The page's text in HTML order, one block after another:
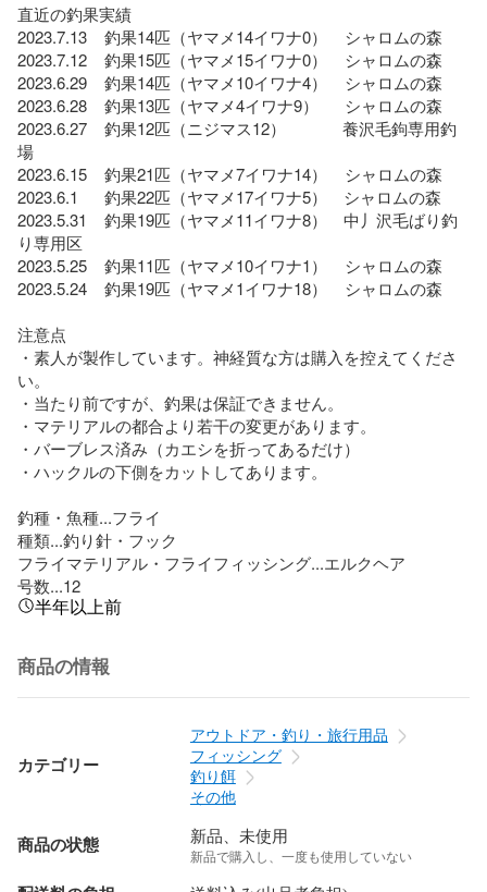
直近の釣果実績
2023.7.13    釣果14匹（ヤマメ14イワナ0）    シャロムの森
2023.7.12    釣果15匹（ヤマメ15イワナ0）    シャロムの森
2023.6.29    釣果14匹（ヤマメ10イワナ4）    シャロムの森
2023.6.28    釣果13匹（ヤマメ4イワナ9）      シャロムの森
2023.6.27    釣果12匹（ニジマス12）             養沢毛鉤専用釣
場
2023.6.15    釣果21匹（ヤマメ7イワナ14）    シャロムの森
2023.6.1      釣果22匹（ヤマメ17イワナ5）　シャロムの森
2023.5.31    釣果19匹（ヤマメ11イワナ8）　中丿沢毛ばり釣
り専用区
2023.5.25    釣果11匹（ヤマメ10イワナ1）    シャロムの森
2023.5.24    釣果19匹（ヤマメ1イワナ18）    シャロムの森
注意点
・素人が製作しています。神経質な方は購入を控えてくださ
い。
・当たり前ですが、釣果は保証できません。
・マテリアルの都合より若干の変更があります。
・バーブレス済み（カエシを折ってあるだけ）
・ハックルの下側をカットしてあります。
釣種・魚種...フライ
種類...釣り針・フック
フライマテリアル・フライフィッシング...エルクヘア
号数...12
半年以上前
商品の情報
カテゴリー
アウトドア・釣り・旅行用品
フィッシング
釣り餌
その他
商品の状態 新品、未使用
新品で購入し、一度も使用していない